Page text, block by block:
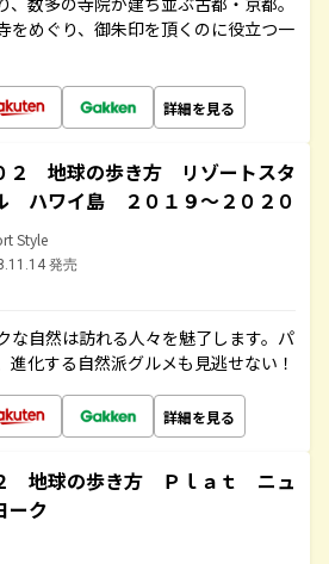
をめぐり、御朱印を頂くのに役立つ一
詳細を見る
２ 地球の歩き方 リゾートスタ
ハワイ島 ２０１９～２０２０
Style
発売
な自然は訪れる人々を魅了します。パ
進化する自然派グルメも見逃せない！
詳細を見る
地球の歩き方 Ｐｌａｔ ニュ
ーク